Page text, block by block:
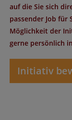
auf die Sie sich
passender Job für
Möglichkeit der
gerne persönlich
Initiativ